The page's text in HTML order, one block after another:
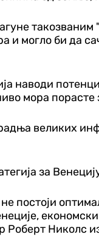
и могло би да
наводи
мора
великих
за
постоји
Роберт Николс